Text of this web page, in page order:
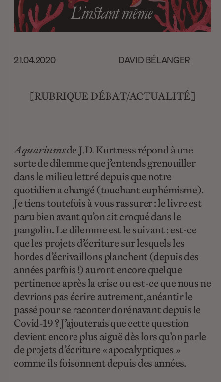
21.04.2020 DAVID BÉLANGER
[RUBRIQUE DÉBAT/ACTUALITÉ]
Aquariumsde J.D. Kurtness répond à une
sorte de dilemme que j’entends grenouiller
dans le milieu lettré depuis que notre
quotidien a changé (touchant euphémisme).
Je tiens toutefois à vous rassurer : le livre est
paru bien avant qu’on ait croqué dans le
pangolin. Le dilemme est le suivant : est-ce
que les projets d’écriture sur lesquels les
hordes d’écrivaillons planchent (depuis des
années parfois !) auront encore quelque
pertinence après la crise ou est-ce que nous ne
devrions pas écrire autrement, anéantir le
passé pour se raconter dorénavant depuis le
Covid-19 ? J’ajouterais que cette question
devient encore plus aiguë dès lors qu’on parle
de projets d’écriture « apocalyptiques »
comme ils foisonnent depuis des années.